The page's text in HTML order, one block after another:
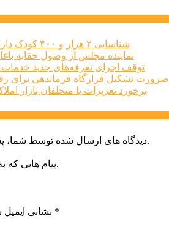
شناسایی ۲ هزار و ۴۰۰ کودک دارای اختلالات بینایی در البرز
نماینده مجلس از وصول حقابه
توقف اجرای تعرفه‌های جدید خدمات
ضرورت تشکیل قرارگاه فرماندهی برای
برخورد تعزیرات با متخلفان بازار املاک البرز؛ ۱۱
دیدگاه های ارسال شده توسط شما، پس از تایید توسط خبرگزاری الف در وب منتشر خواهد شد.
پیام هایی که به غیر از زبان فارسی یا غیر مرتبط باشد منتشر نخواهد شد.
نشانی *